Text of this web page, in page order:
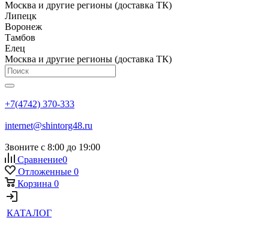
Москва и другие регионы (доставка ТК)
Липецк
Воронеж
Тамбов
Елец
Москва и другие регионы (доставка ТК)
+7(4742) 370-333
internet@shintorg48.ru
Звоните с 8:00 до 19:00
Сравнение0
Отложенные 0
Корзина 0
КАТАЛОГ